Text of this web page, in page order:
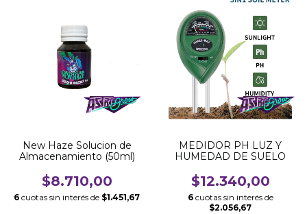
New Haze Solucion de
Almacenamiento (50ml)
$8.710,00
6 cuotas sin interés de $1.451,67
MEDIDOR PH LUZ Y
HUMEDAD DE SUELO
$12.340,00
6 cuotas sin interés de
$2.056,67